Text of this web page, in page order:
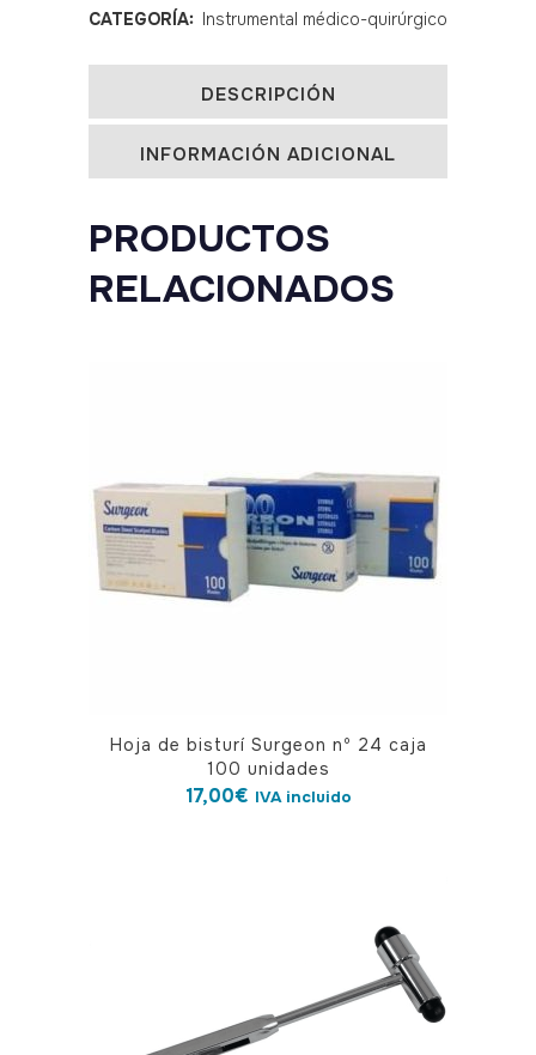
cm
quantity
CATEGORÍA: Instrumental médico-quirúrgico
DESCRIPCIÓN
INFORMACIÓN ADICIONAL
PRODUCTOS
RELACIONADOS
Hoja de bisturí Surgeon nº 24 caja
100 unidades
17,00€ IVA incluido